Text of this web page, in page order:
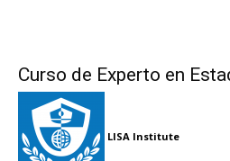
Curso de Experto en
LISA Institute